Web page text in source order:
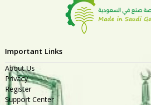
Important Links
About Us
Privacy
Register
Support Center